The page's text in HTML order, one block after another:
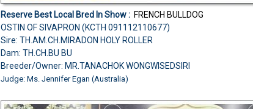
Reserve Best Local Bred In Show : FRENCH BULLDOG
OSTIN OF SIVAPRON (KCTH 091112110677)
Sire: TH.AM.CH.MIRADON HOLY ROLLER
Dam: TH.CH.BU BU
Breeder/Owner: MR.TANACHOK WONGWISEDSIRI
Judge: Ms. Jennifer Egan (Australia)